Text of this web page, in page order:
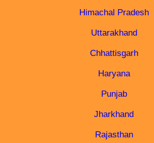
Himachal Pradesh
Uttarakhand
Chhattisgarh
Haryana
Punjab
Jharkhand
Rajasthan